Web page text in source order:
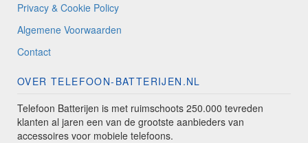
Privacy & Cookie Policy
Algemene Voorwaarden
Contact
OVER TELEFOON-BATTERIJEN.NL
Telefoon Batterijen is met ruimschoots 250.000 tevreden
klanten al jaren een van de grootste aanbieders van
accessoires voor mobiele telefoons.